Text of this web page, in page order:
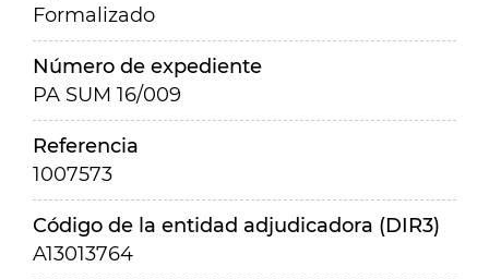
Formalizado
Número de expediente
PA SUM 16/009
Referencia
1007573
Código de la entidad adjudicadora (DIR3)
A13013764